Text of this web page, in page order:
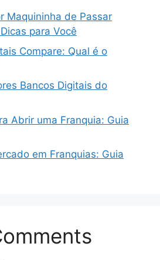
Maquininha de Passar
para Você
Compare: Qual é o
Bancos Digitais do
Abrir uma Franquia: Guia
em Franquias: Guia